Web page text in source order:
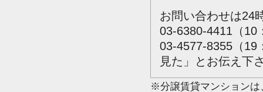
お問い合わせは24
03-6380-4411（10
03-4577-8355（
見た」とお伝え下
※分譲賃貸マンションは